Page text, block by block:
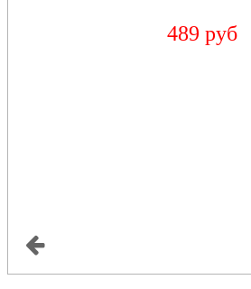
489 руб